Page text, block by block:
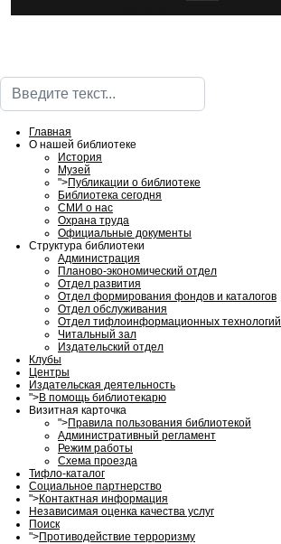
Поиск
Главная
О нашей библиотеке
История
Музей
">Публикации о библиотеке
Библиотека сегодня
СМИ о нас
Охрана труда
Официальные документы
Структура библиотеки
Администрация
Планово-экономический отдел
Отдел развития
Отдел формирования фондов и каталогов
Отдел обслуживания
Отдел тифлоинформационных технологий
Читальный зал
Издательский отдел
Клубы
Центры
Издательская деятельность
">В помощь библиотекарю
Визитная карточка
">Правила пользования библиотекой
Административный регламент
Режим работы
Схема проезда
Тифло-каталог
Социальное партнерство
">Контактная информация
Независимая оценка качества услуг
Поиск
">Противодействие терроризму